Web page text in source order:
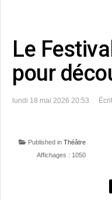
Le
pour
lundi 18 mai 2026 20:53
Published in Théâtre
Affichages : 1050